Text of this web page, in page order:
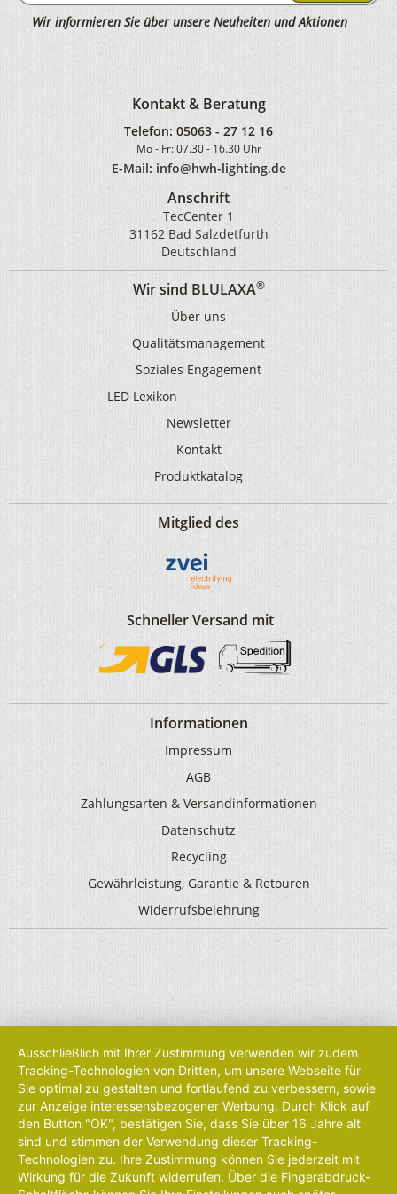
Wir informieren Sie über unsere Neuheiten und Aktionen
Kontakt & Beratung
Telefon: 05063 - 27 12 16
Mo - Fr: 07.30 - 16.30 Uhr
E-Mail: info@hwh-lighting.de
Anschrift
TecCenter 1
31162 Bad Salzdetfurth
Deutschland
Wir sind BLULAXA®
Über uns
Qualitätsmanagement
Soziales Engagement
LED Lexikon
Newsletter
Kontakt
Produktkatalog
Mitglied des
Schneller Versand mit
Informationen
Impressum
AGB
Zahlungsarten & Versandinformationen
Datenschutz
Recycling
Gewährleistung, Garantie & Retouren
Widerrufsbelehrung
Ausschließlich mit Ihrer Zustimmung verwenden wir zudem
Tracking-Technologien von Dritten, um unsere Webseite für
Sie optimal zu gestalten und fortlaufend zu verbessern, sowie
zur Anzeige interessensbezogener Werbung. Durch Klick auf
den Button "OK", bestätigen Sie, dass Sie über 16 Jahre alt
sind und stimmen der Verwendung dieser Tracking-
Technologien zu. Ihre Zustimmung können Sie jederzeit mit
Wirkung für die Zukunft widerrufen. Über die Fingerabdruck-